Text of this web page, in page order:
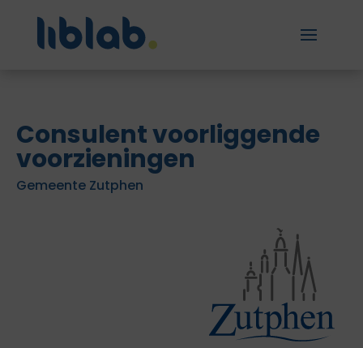
Consulent voorliggende
voorzieningen
Gemeente Zutphen